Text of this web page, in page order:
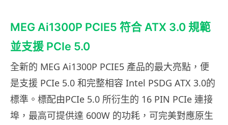
MEG Ai1300P PCIE5 符合 ATX 3.0 規範
並支援 PCIe 5.0
全新的 MEG Ai1300P PCIE5 產品的最大亮點，便
是支援 PCIe 5.0 和完整相容 Intel PSDG ATX 3.0的
標準。標配由PCIe 5.0 所衍生的 16 PIN PCIe 連接
埠，最高可提供達 600W 的功耗，可完美對應原生